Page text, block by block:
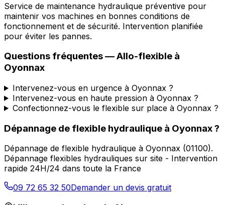
Service de maintenance hydraulique préventive pour
maintenir vos machines en bonnes conditions de
fonctionnement et de sécurité. Intervention planifiée
pour éviter les pannes.
Questions fréquentes —Allo-flexible à
Oyonnax
Intervenez-vous en urgence à Oyonnax ?
Intervenez-vous en haute pression à Oyonnax ?
Confectionnez-vous le flexible sur place à Oyonnax ?
Dépannage de flexible hydraulique à Oyonnax?
Dépannage de flexible hydraulique à Oyonnax (01100).
Dépannage flexibles hydrauliques sur site - Intervention
rapide 24H/24 dans toute la France
09 72 65 32 50Demander un devis gratuit